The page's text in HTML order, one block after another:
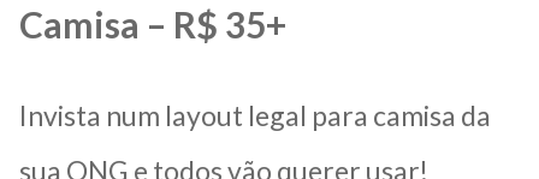
Camisa – R$ 35+
Invista num layout legal para camisa da
sua ONG e todos vão querer usar!